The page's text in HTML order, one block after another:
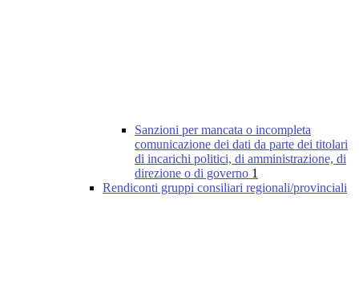
Sanzioni per mancata o incompleta
comunicazione dei dati da parte dei titolari
di incarichi politici, di amministrazione, di
direzione o di governo 1
Rendiconti gruppi consiliari regionali/provinciali